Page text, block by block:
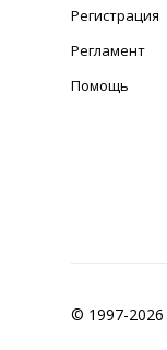
Регистрация
Регламент
Помощь
© 1997-2026